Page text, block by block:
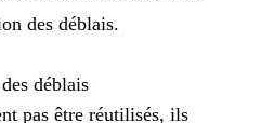
des déblais.
déblais
pas être réutilisés, ils